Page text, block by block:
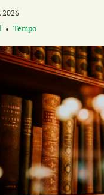
2026
Tempo